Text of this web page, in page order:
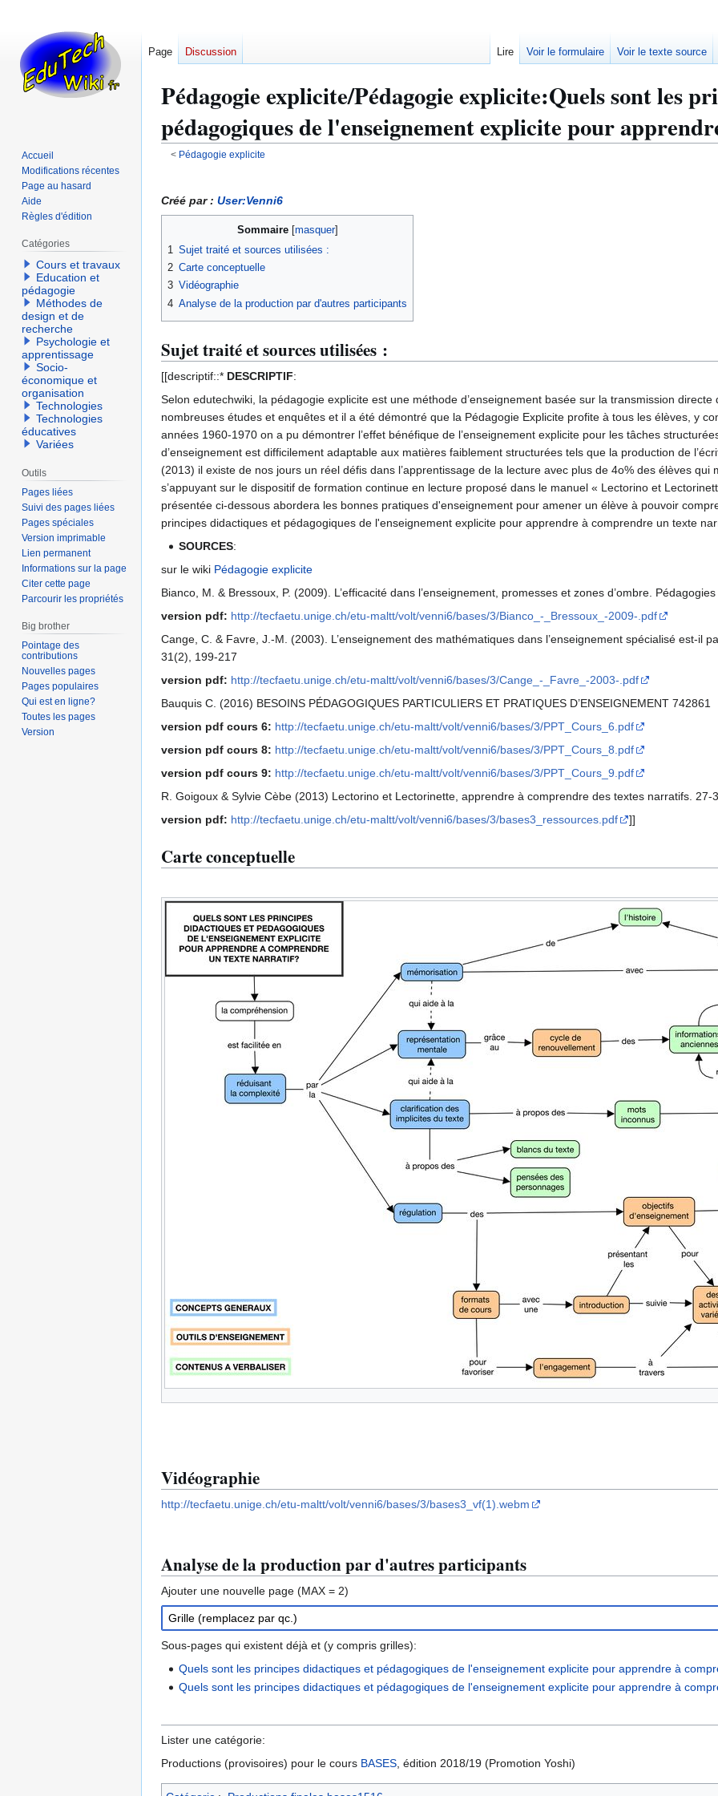
Pédagogie explicite/Pédagogie explicite:Quels sont les
pédagogiques de l'enseignement explicite pour
< Pédagogie explicite
à
la
à
la
Créé par : User:Venni6
Sommaire
1 Sujet traité et sources utilisées :
2 Carte conceptuelle
3 Vidéographie
4 Analyse de la production par d'autres participants
Sujet traité et sources utilisées :
[[descriptif::* DESCRIPTIF:
Selon edutechwiki, la pédagogie explicite est une méthode d’enseignement basée sur la transmission
nombreuses études et enquêtes et il a été démontré que la Pédagogie Explicite profite à tous les élèves, y
années 1960-1970 on a pu démontrer l’effet bénéfique de l’enseignement explicite pour les tâches
d’enseignement est difficilement adaptable aux matières faiblement structurées tels que la production de
(2013) il existe de nos jours un réel défis dans l’apprentissage de la lecture avec plus de 4o% des élèves
s’appuyant sur le dispositif de formation continue en lecture proposé dans le manuel « Lectorino et
présentée ci-dessous abordera les bonnes pratiques d'enseignement pour amener un élève à pouvoir
principes didactiques et pédagogiques de l'enseignement explicite pour apprendre à comprendre un texte
SOURCES:
sur le wiki Pédagogie explicite
Bianco, M. & Bressoux, P. (2009). L’efficacité dans l’enseignement, promesses et zones d’ombre.
version pdf: http://tecfaetu.unige.ch/etu-maltt/volt/venni6/bases/3/Bianco_-_Bressoux_-2009-.pdf
Cange, C. & Favre, J.-M. (2003). L’enseignement des mathématiques dans l’enseignement spécialisé est-il
31(2), 199-217
version pdf: http://tecfaetu.unige.ch/etu-maltt/volt/venni6/bases/3/Cange_-_Favre_-2003-.pdf
Bauquis C. (2016) BESOINS PÉDAGOGIQUES PARTICULIERS ET PRATIQUES D’ENSEIGNEMENT 742861
version pdf cours 6: http://tecfaetu.unige.ch/etu-maltt/volt/venni6/bases/3/PPT_Cours_6.pdf
version pdf cours 8: http://tecfaetu.unige.ch/etu-maltt/volt/venni6/bases/3/PPT_Cours_8.pdf
version pdf cours 9: http://tecfaetu.unige.ch/etu-maltt/volt/venni6/bases/3/PPT_Cours_9.pdf
R. Goigoux & Sylvie Cèbe (2013) Lectorino et Lectorinette, apprendre à comprendre des textes narratifs. 27-
version pdf: http://tecfaetu.unige.ch/etu-maltt/volt/venni6/bases/3/bases3_ressources.pdf ]]
Carte conceptuelle
Vidéographie
http://tecfaetu.unige.ch/etu-maltt/volt/venni6/bases/3/bases3_vf(1).webm
Analyse de la production par d'autres participants
Ajouter une nouvelle page (MAX = 2)
Sous-pages qui existent déjà et (y compris grilles):
Quels sont les principes didactiques et pédagogiques de l'enseignement explicite pour apprendre à
Quels sont les principes didactiques et pédagogiques de l'enseignement explicite pour apprendre à
Lister une catégorie:
Productions (provisoires) pour le cours BASES , édition 2018/19 (Promotion Yoshi)
Page Discussion Lire Voir le formulaire Voir le texte source
Accueil
Modifications récentes
Page au hasard
Aide
Règles d'édition
Catégories
Cours et travaux
Education et
pédagogie
Méthodes de
design et de
recherche
Psychologie et
apprentissage
Socio-
économique et
organisation
Technologies
Technologies
éducatives
Variées
Outils
Pages liées
Suivi des pages liées
Pages spéciales
Version imprimable
Lien permanent
Informations sur la page
Citer cette page
Parcourir les propriétés
Big brother
Pointage des
contributions
Nouvelles pages
Pages populaires
Qui est en ligne?
Toutes les pages
Version